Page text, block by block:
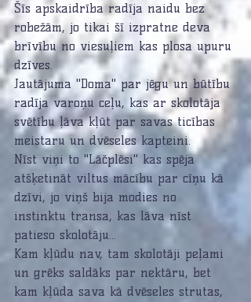
Šīs apskaidrība radīja naidu bez
robežām, jo tikai šī izpratne deva
brīvību no viesuļiem kas plosa upuru
dzīves.
Jautājuma "Doma" par jēgu un būtību
radīja varoņu ceļu, kas ar skolotāja
svētību ļāva kļūt par savas ticības
meistaru un dvēseles kapteini.
Nīst viņi to "Lāčplēsi" kas spēja
atšķetināt viltus mācību par cīņu kā
dzīvi, jo viņš bija modies no
instinktu transa, kas lāva nīst
patieso skolotāju...
Kam kļūdu nav, tam skolotāji peļami
un grēks saldāks par nektāru, bet
kam kļūda sava kā dvēseles strutas,